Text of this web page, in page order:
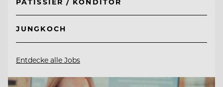
JUNGKOCH
Entdecke alle Jobs